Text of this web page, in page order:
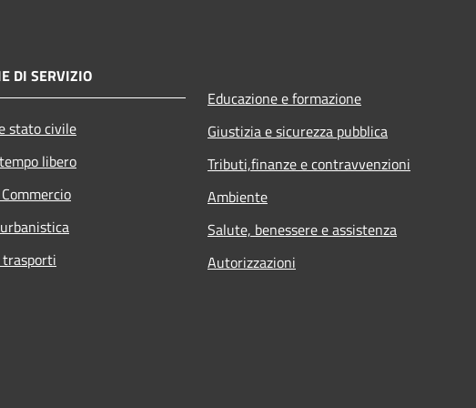
DI SERVIZIO
stato civile
libero
Educazione e formazione
Giustizia e sicurezza pubblica
Tributi,finanze e contravvenzioni
Ambiente
Salute, benessere e assistenza
Autorizzazioni